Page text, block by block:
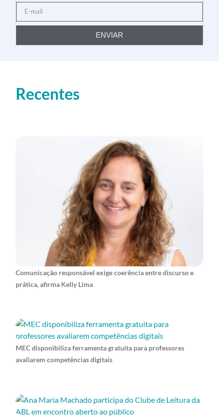
ENVIAR
Recentes
Comunicação responsável exige coerência entre discurso e
prática, afirma Kelly Lima
MEC disponibiliza ferramenta gratuita para professores
avaliarem competências digitais